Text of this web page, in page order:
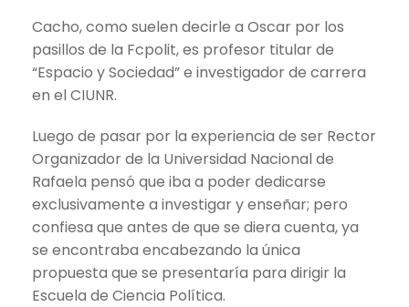
Cacho, como suelen decirle a Oscar por los
pasillos de la Fcpolit, es profesor titular de
“Espacio y Sociedad” e investigador de carrera
en el CIUNR.
Luego de pasar por la experiencia de ser Rector
Organizador de la Universidad Nacional de
Rafaela pensó que iba a poder dedicarse
exclusivamente a investigar y enseñar; pero
confiesa que antes de que se diera cuenta, ya
se encontraba encabezando la única
propuesta que se presentaría para dirigir la
Escuela de Ciencia Política.